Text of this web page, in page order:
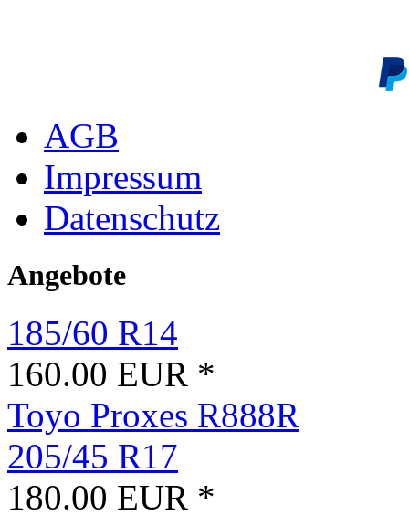
AGB
Impressum
Datenschutz
Angebote
185/60 R14
160.00 EUR *
Toyo Proxes R888R
205/45 R17
180.00 EUR *